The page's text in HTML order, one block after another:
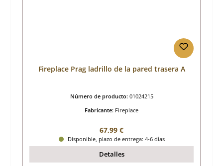
Fireplace Prag ladrillo de la pared trasera A
Número de producto: 01024215
Fabricante: Fireplace
Precio normal:
67,99 €
Disponible, plazo de entrega: 4-6 días
Detalles